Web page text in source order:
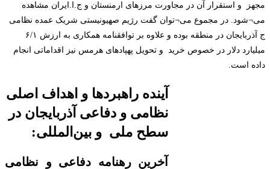
مجهز و استقرار آن در مجاورت مرزهای ارمنستان و ج.ا.ایران مشاهده
می¬شود. در مجموع می¬توان گفت رژیم صهیونیستی شریک عمده نظامی
ج آذربایجان در منطقه بوده و علاوه بر توافقنامه همکاری به ارزش ۶/۱
میلیارد دلار در خصوص خرید و تحویل پهپادهای هرمس نیز اقداماتی انجام
داده است.
آینده راهبردها و اهداف اصلی
نظامی و دفاعی آذربایجان در
سطح ملی و بین‌المللی:
آخرین رهنامه دفاعی و نظامی